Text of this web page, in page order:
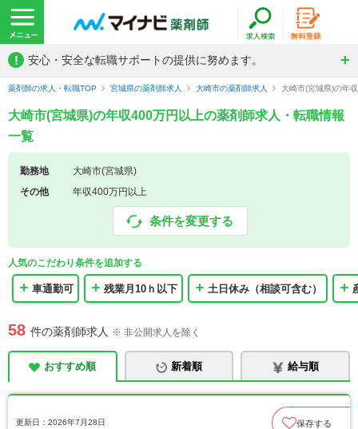
! 安心・安全な転職サポートの提供に努めます。
薬剤師の求人・転職TOP 宮城県の薬剤師求人 大崎市の薬剤師求人 大崎市(宮城県)の年
大崎市(宮城県)の年収400万円以上の薬剤師求人・転職情報
一覧
勤務地
大崎市(宮城県)
その他
年収400万円以上
条件を変更する
人気のこだわり条件を追加する
車通勤可 残業月10ｈ以下 土日休み（相談可含む）
58 件の薬剤師求人 ※ 非公開求人を除く
おすすめ順 新着順 給与順
更新日：2026年7月28日 保存する